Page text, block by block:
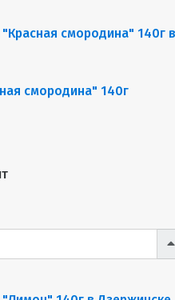
смородина" 140г